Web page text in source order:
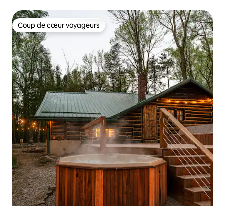
Coup de cœur voyageurs
Coup de cœur voyageurs